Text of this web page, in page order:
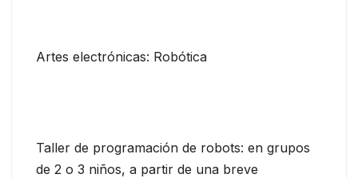
Artes electrónicas: Robótica
Taller de programación de robots: en grupos
de 2 o 3 niños, a partir de una breve